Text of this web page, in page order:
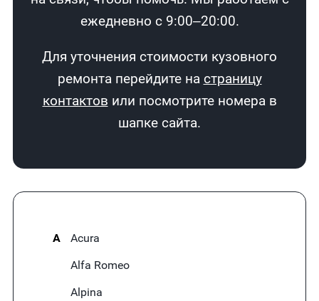
ежедневно с 9:00–20:00.
Для уточнения стоимости кузовного
ремонта перейдите на страницу
контактов или посмотрите номера в
шапке сайта.
A
Acura
Alfa Romeo
Alpina